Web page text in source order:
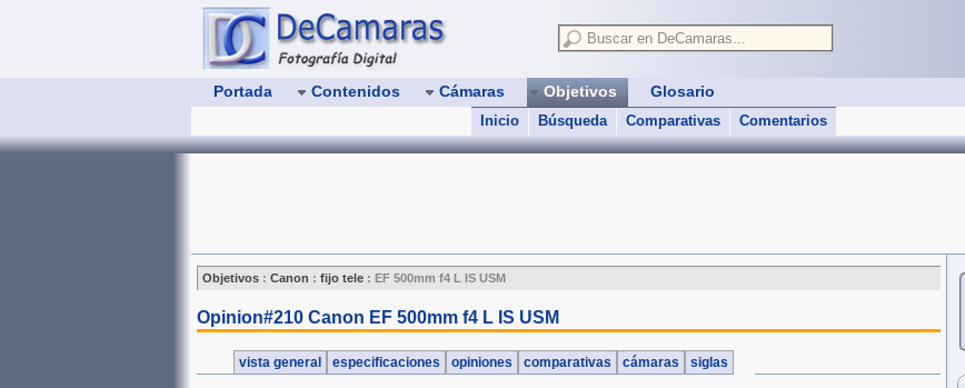
Portada Contenidos Cámaras Objetivos
Inicio Búsqueda Comparativas Comentarios
Glosario
Objetivos : Canon : fijo tele : EF 500mm f4 L IS USM
Opinion#210 Canon EF 500mm f4 L IS USM
vista general especificaciones opiniones comparativas cámaras siglas